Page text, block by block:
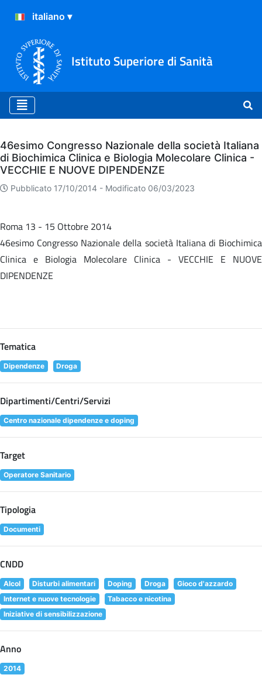
Istituto Superiore di Sanità
Archivio
46esimo Congresso Nazionale della società Italiana
di Biochimica Clinica e Biologia Molecolare Clinica -
VECCHIE E NUOVE DIPENDENZE
Pubblicato 17/10/2014 - Modificato 06/03/2023
Roma 13 - 15 Ottobre 2014
46esimo Congresso Nazionale della società Italiana di Biochimica
Clinica e Biologia Molecolare Clinica - VECCHIE E NUOVE
DIPENDENZE
Tematica
Dipendenze Droga
Dipartimenti/Centri/Servizi
Centro nazionale dipendenze e doping
Target
Operatore Sanitario
Tipologia
Documenti
CNDD
Alcol Disturbi alimentari Doping Droga
Gioco d'azzardo
Internet e nuove tecnologie
Tabacco e nicotina
Iniziative di sensibilizzazione
Anno
2014